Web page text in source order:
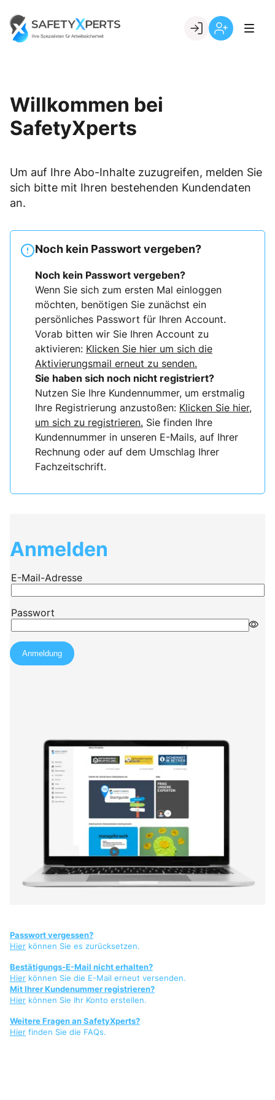
content
Go to landing page.
Willkommen bei
SafetyXperts
Um auf Ihre Abo-Inhalte zuzugreifen, melden Sie
sich bitte mit Ihren bestehenden Kundendaten
an.
Noch kein Passwort vergeben?
Noch kein Passwort vergeben?
Wenn Sie sich zum ersten Mal einloggen
möchten, benötigen Sie zunächst ein
persönliches Passwort für Ihren Account.
Vorab bitten wir Sie Ihren Account zu
aktivieren: Klicken Sie hier um sich die
Aktivierungsmail erneut zu senden.
Sie haben sich noch nicht registriert?
Nutzen Sie Ihre Kundennummer, um erstmalig
Ihre Registrierung anzustoßen: Klicken Sie hier,
um sich zu registrieren. Sie finden Ihre
Kundennummer in unseren E-Mails, auf Ihrer
Rechnung oder auf dem Umschlag Ihrer
Fachzeitschrift.
Anmelden
Passwort vergessen?
Hier können Sie es zurücksetzen.
Bestätigungs-E-Mail nicht erhalten?
Hier können Sie die E-Mail erneut versenden.
Mit Ihrer Kundenummer registrieren?
Hier können Sie Ihr Konto erstellen.
Weitere Fragen an SafetyXperts?
Hier finden Sie die FAQs.